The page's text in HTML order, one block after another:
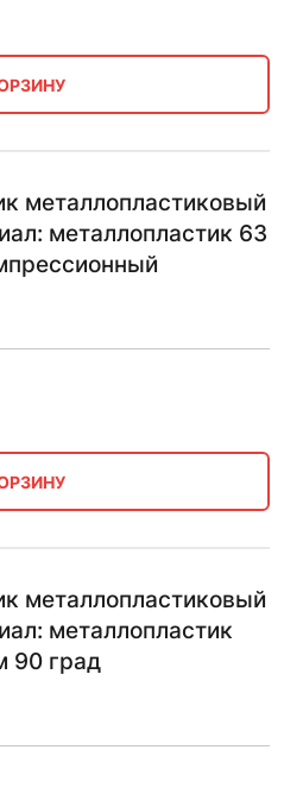
металлопластиковый
металлопластик 63
металлопластиковый
металлопластик
90 град